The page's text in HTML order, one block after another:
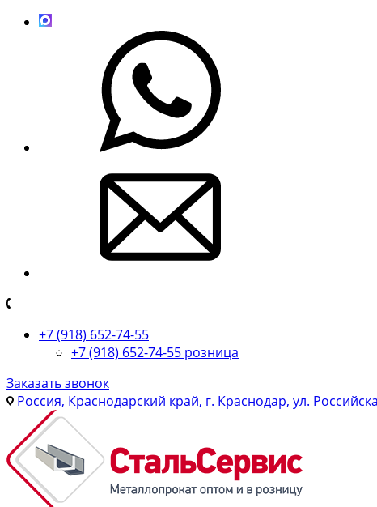
+7 (918) 652-74-55
+7 (918) 652-74-55 розница
Заказать звонок
Россия, Краснодарский край, г. Краснодар, ул.